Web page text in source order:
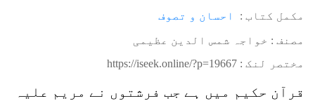
مکمل کتاب : احسان و تصوف
مصنف : خواجہ شمس الدین عظیمی
مختصر لنک : https://iseek.online/?p=19667
قرآن حکیم میں ہے جب فرشتوں نے مریم علیہ